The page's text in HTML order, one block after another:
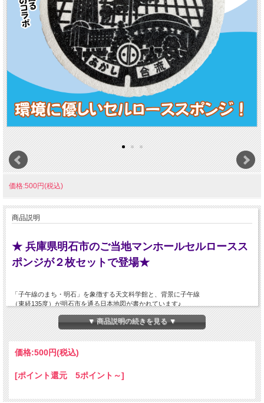
価格:500円(税込)
商品説明
★ 兵庫県明石市のご当地マンホールセルロースス
ポンジが２枚セットで登場★
「子午線のまち・明石」を象徴する天文科学館と、背景に子午線
（東経135度）が明石市を通る日本地図が書かれています♪
マンホール蓋もデザインに合わせて北を向くように設置されており、
下部には市章も描かれています。
☆ 水で膨らむスポンジ ☆
▼ 商品説明の続きを見る ▼
価格:500円(税込)
[ポイント還元 5ポイント～]